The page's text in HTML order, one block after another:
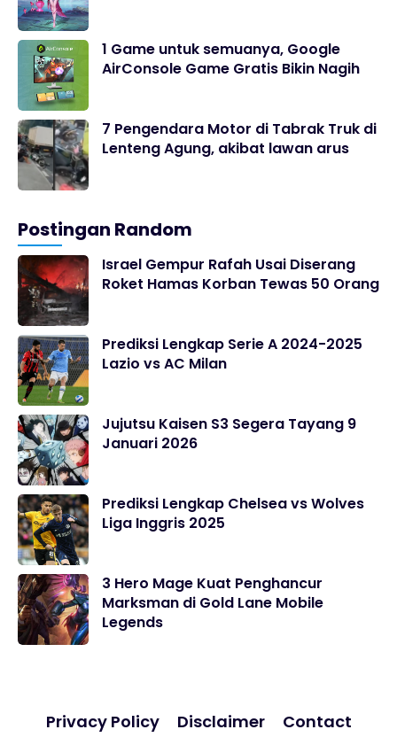
1 Game untuk semuanya, Google
AirConsole Game Gratis Bikin Nagih
7 Pengendara Motor di Tabrak Truk di
Lenteng Agung, akibat lawan arus
Postingan Random
Israel Gempur Rafah Usai Diserang
Roket Hamas Korban Tewas 50 Orang
Prediksi Lengkap Serie A 2024-2025
Lazio vs AC Milan
Jujutsu Kaisen S3 Segera Tayang 9
Januari 2026
Prediksi Lengkap Chelsea vs Wolves
Liga Inggris 2025
3 Hero Mage Kuat Penghancur
Marksman di Gold Lane Mobile
Legends
Privacy Policy Disclaimer Contact